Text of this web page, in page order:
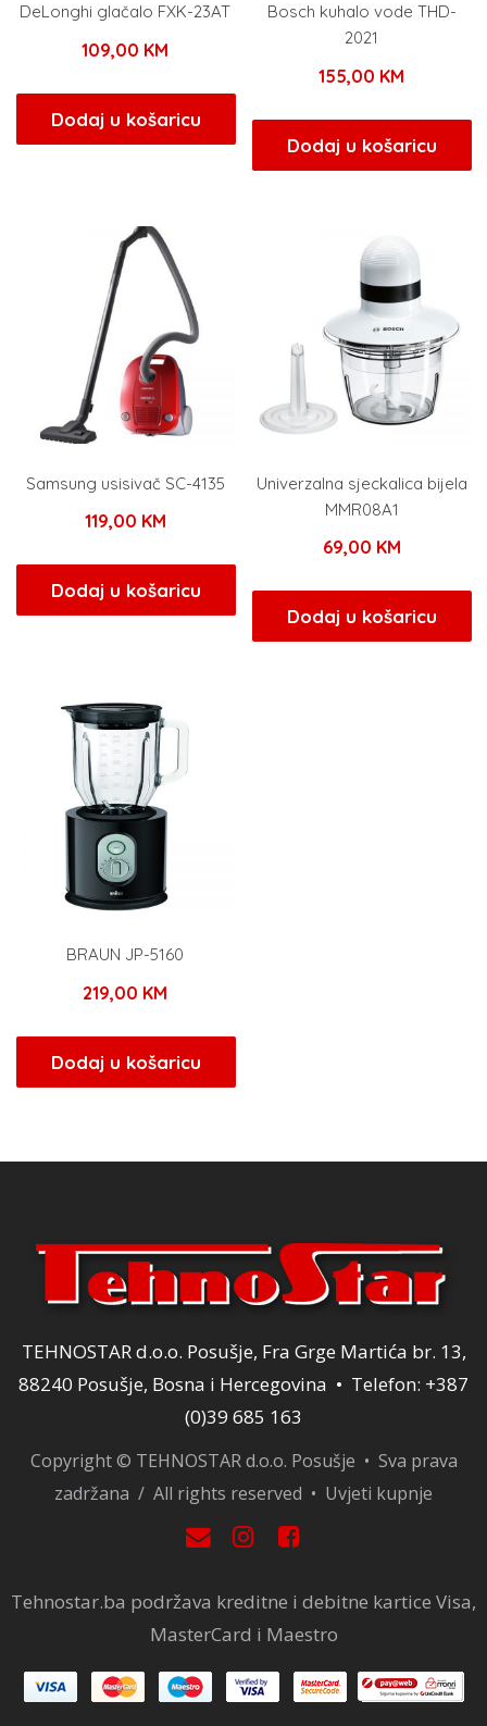
DeLonghi glačalo FXK-23AT
109,00 KM
Dodaj u košaricu
Bosch kuhalo vode THD-
2021
155,00 KM
Dodaj u košaricu
Samsung usisivač SC-4135
119,00 KM
Dodaj u košaricu
Univerzalna sjeckalica bijela
MMR08A1
69,00 KM
Dodaj u košaricu
BRAUN JP-5160
219,00 KM
Dodaj u košaricu
TEHNOSTAR d.o.o. Posušje, Fra Grge Martića br. 13,
88240 Posušje, Bosna i Hercegovina • Telefon: +387
(0)39 685 163
Copyright © TEHNOSTAR d.o.o. Posušje • Sva prava
zadržana / All rights reserved • Uvjeti kupnje
Tehnostar.ba podržava kreditne i debitne kartice Visa,
MasterCard i Maestro